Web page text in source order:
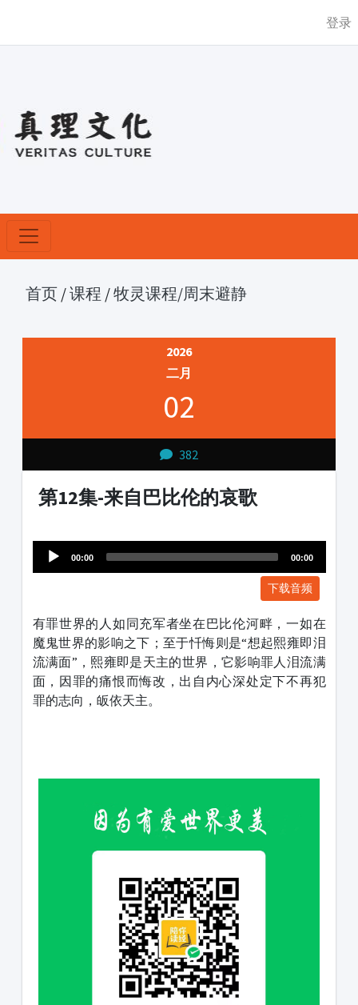
登录
首页 /课程 /牧灵课程/周末避静
2026
二月
02
382
第12集-来自巴比伦的哀歌
Player
00:00 00:00
下载音频
有罪世界的人如同充军者坐在巴比伦河畔，一如在
魔鬼世界的影响之下；至于忏悔则是“想起熙雍即泪
流满面”，熙雍即是天主的世界，它影响罪人泪流满
面，因罪的痛恨而悔改，出自内心深处定下不再犯
罪的志向，皈依天主。